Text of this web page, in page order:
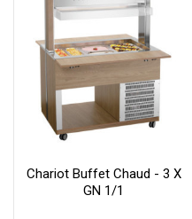
Chariot Buffet Chaud - 3 X
GN 1/1